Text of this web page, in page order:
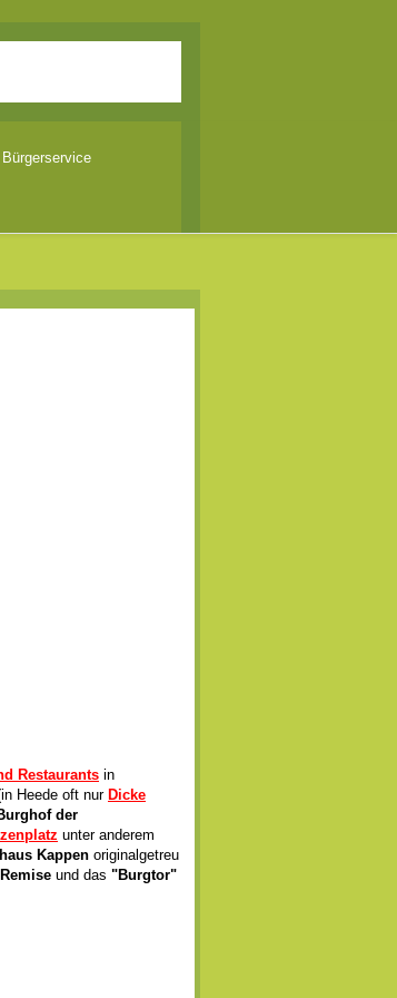
Bürgerservice
Restaurants in
Heede oft nurDicke
der
unter anderem
Kappen originalgetreu
Remise und das "Burgtor"